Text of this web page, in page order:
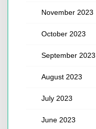
November 2023
October 2023
September 2023
August 2023
July 2023
June 2023